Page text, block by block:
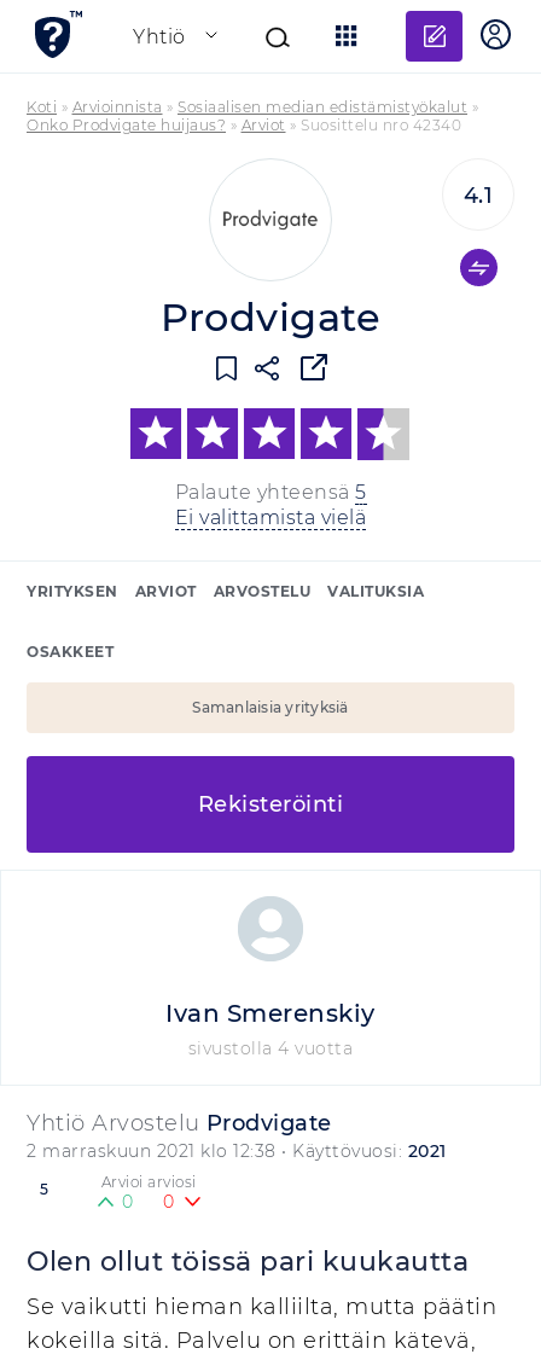
Yhtiö
Lisää
Koti » Arvioinnista » Sosiaalisen median edistämistyökalut »
Onko Prodvigate huijaus? » Arviot » Suosittelu nro 42340
Prodvigate
Palaute yhteensä 5
Ei valittamista vielä
4.1
YRITYKSEN ARVIOT ARVOSTELU VALITUKSIA
OSAKKEET
Samanlaisia yrityksiä
Rekisteröinti
Yhtiö Arvostelu Prodvigate
2 marraskuun 2021 klo 12:38 • Käyttövuosi: 2021
5 Arvioi arviosi
0 0
Olen ollut töissä pari kuukautta
Se vaikutti hieman kalliilta, mutta päätin
kokeilla sitä. Palvelu on erittäin kätevä,
Ivan Smerenskiy
sivustolla 4 vuotta